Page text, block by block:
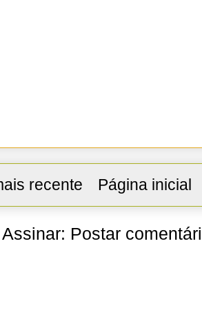
recente Página inicial
Assinar: Postar